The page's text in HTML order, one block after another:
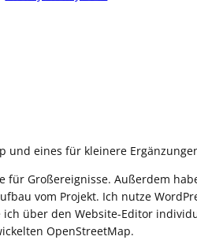
und eines für kleinere
Großereignisse. Außerdem
vom Projekt. Ich nutze
über den Website-Editor
OpenStreetMap.